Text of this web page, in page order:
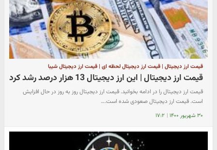
قیمت ارز دیجیتال | قیمت ارز دیجیتال لحظه ای | قیمت ارز دیجیتال شیبا
قیمت ارز دیجیتال | این ارز دیجیتال 13 هزار درصد رشد کرد
قیمت ارز دیجیتال را در ادامه بخوانید. قیمت ارز دیجیتال روز به روز در حال افزایش
است. قیمت ارز دیجیتال صعودی شده است.…
۳۰ شهریور ۱۴۰۰ | ۱۷:۲